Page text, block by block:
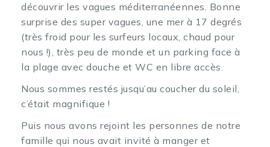
découvrir les vagues méditerranéennes. Bonne
surprise des super vagues, une mer à 17 degrés
(très froid pour les surfeurs locaux, chaud pour
nous !), très peu de monde et un parking face à
la plage avec douche et WC en libre accès.
Nous sommes restés jusqu’au coucher du soleil,
c’était magnifique !
Puis nous avons rejoint les personnes de notre
famille qui nous avait invité à manger et